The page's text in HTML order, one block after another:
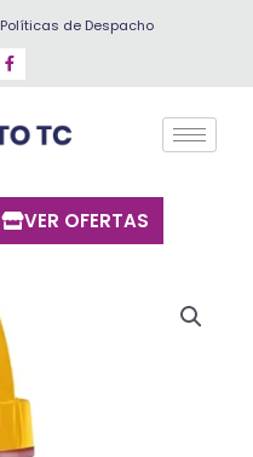
Políticas de Despacho
VER OFERTAS